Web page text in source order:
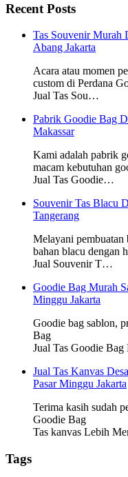
Recent Posts
Tas Souvenir Murah
Abang Jakarta
Acara atau momen
custom di Perdana
Jual Tas Sou…
Pabrik Goodie Bag
Makassar
Kami adalah pabrik
macam kebutuhan
Jual Tas Goodie…
Souvenir Tas Blacu
Tangerang
Melayani pembuatan
bahan blacu dengan
Jual Souvenir T…
Goodie Bag Murah
Minggu Jakarta
Goodie bag sablon,
Bag
Jual Tas Goodie
Jual Tas Kanvas
Pasar Minggu Jakarta
Terima kasih sudah
Goodie Bag
Tas kanvas Lebih
Tags